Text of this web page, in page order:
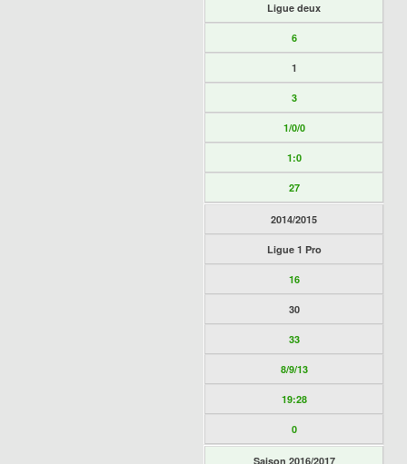
Ligue deux
6
1
3
1/0/0
1:0
27
2014/2015
Ligue 1 Pro
16
30
33
8/9/13
19:28
0
Saison 2016/2017